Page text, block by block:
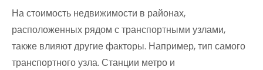
На стоимость недвижимости в районах,
расположенных рядом с транспортными узлами,
также влияют другие факторы. Например, тип самого
транспортного узла. Станции метро и